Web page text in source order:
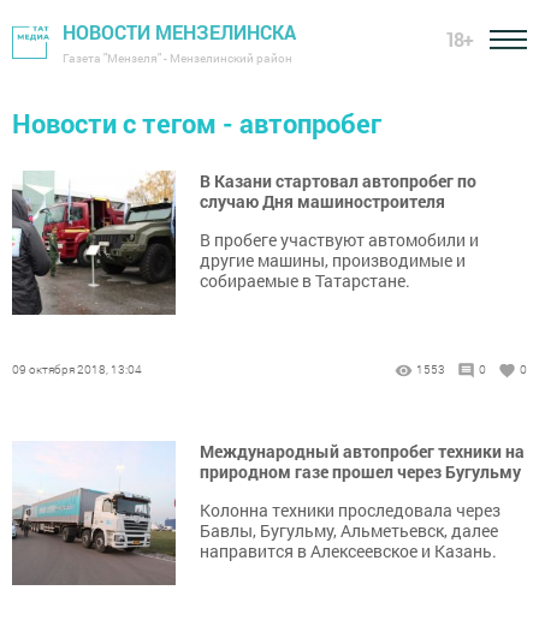
НОВОСТИ МЕНЗЕЛИНСКА
Газета "Мензеля" - Мензелинский район
18+
Новости с тегом - автопробег
В Казани стартовал автопробег по
случаю Дня машиностроителя
В пробеге участвуют автомобили и
другие машины, производимые и
собираемые в Татарстане.
09 октября 2018, 13:04 1553 0 0
Международный автопробег техники на
природном газе прошел через Бугульму
Колонна техники проследовала через
Бавлы, Бугульму, Альметьевск, далее
направится в Алексеевское и Казань.